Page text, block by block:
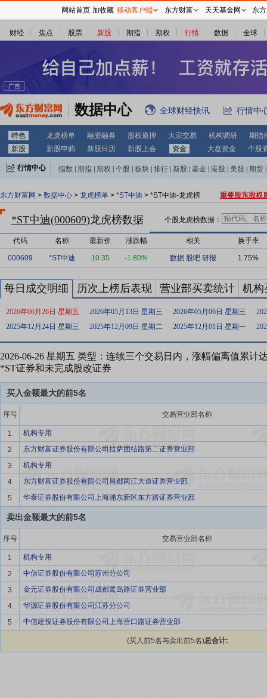
财经 焦点 股票 新股 期指 期权 行情 数据 全球
数据中心 全球财经快讯 行情中
特色 龙虎榜单 融资融券 股权质押 大宗交易 机构调研
期指
新股
新股申购 新股日历 新股上会 资金 大盘资金 个股
行情中心 指数 期指 期权 个股 板块 排行 新股 基金 港股 美股 期货
东方财富网 > 数据中心 > 龙虎榜单 > *ST中迪 > *ST中迪-龙虎榜 重要股东股权
*ST中迪(000609)龙虎榜数据 个股龙虎榜数据：
代码 名称 最新价 涨跌幅 相关 换手率
000609 *ST中迪 10.35 -1.80% 数据 股吧 研报 1.75%
每日成交明细 历次上榜后表现 营业部买卖统计 机构
2026年06月26日 星期五 2026年05月13日 星期三 2026年05月06日 星期三
2025年12月24日 星期三
2025年12月09日 星期二 2025年12月01日 星期一
2026-06-26 星期五 类型：连续三个交易日内，涨幅偏离值累计
*ST证券和未完成股改证券
买入金额最大的前5名
序号 交易营业部名称
1
机构专用
2
东方财富证券股份有限公司拉萨团结路第二证券营业部
3
机构专用
4
东方财富证券股份有限公司昌都两江大道证券营业部
5
华泰证券股份有限公司上海浦东新区东方路证券营业部
卖出金额最大的前5名
序号 交易营业部名称
1
机构专用
2
中信证券股份有限公司苏州分公司
3
金元证券股份有限公司成都鹭岛路证券营业部
4
华源证券股份有限公司江苏分公司
5
中信建投证券股份有限公司上海营口路证券营业部
(买入前5名与卖出前5名)总合计:
网站首页 加收藏 移动客户端 东方财富 天天基金网 东